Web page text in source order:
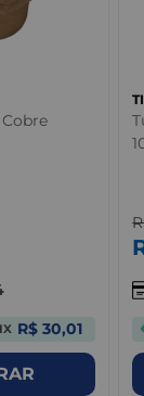
R$ 30,01